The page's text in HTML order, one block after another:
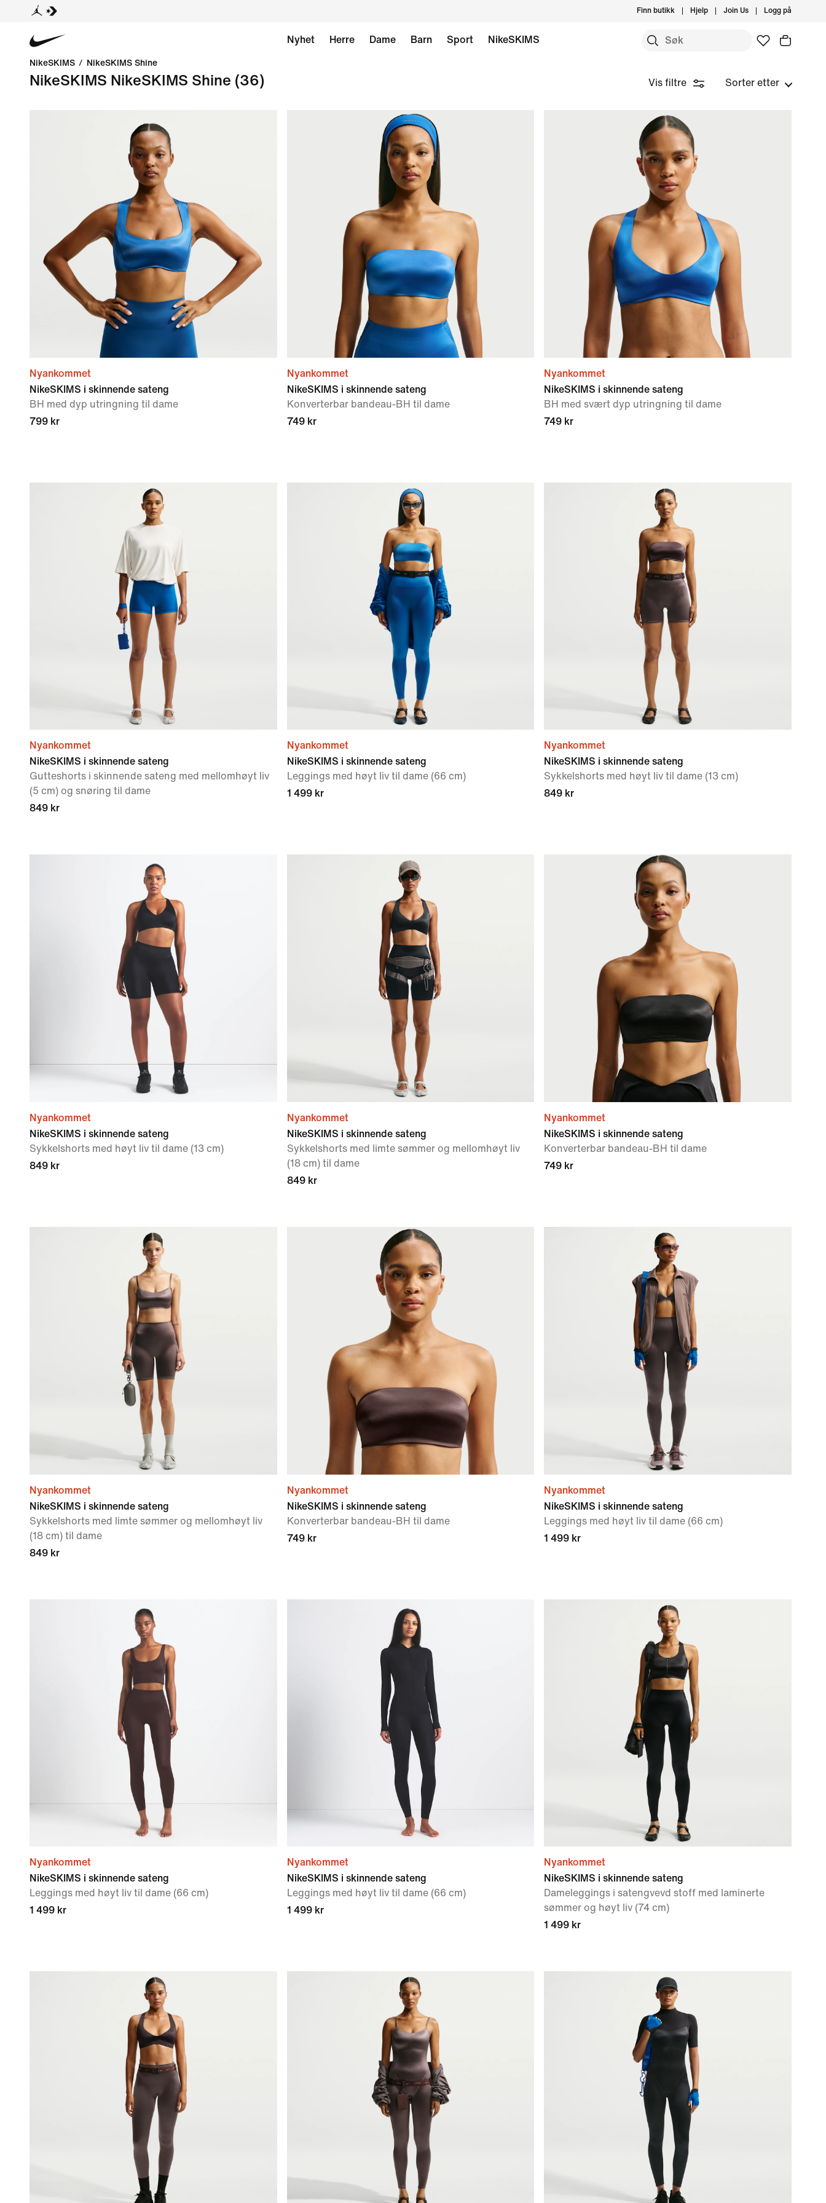
Finn butikk Hjelp Join Us Logg på
Nyhet Herre Dame Barn Sport NikeSKIMS
NikeSKIMS / NikeSKIMS Shine
NikeSKIMS NikeSKIMS Shine (36) Vis filtre Sorter etter
Nyankommet
NikeSKIMS i skinnende sateng
BH med dyp utringning til dame
799 kr
Nyankommet
NikeSKIMS i skinnende sateng
Konverterbar bandeau-BH til dame
749 kr
Nyankommet
NikeSKIMS i skinnende sateng
BH med svært dyp utringning til dame
749 kr
Nyankommet
NikeSKIMS i skinnende sateng
Gutteshorts i skinnende sateng med mellomhøyt liv
(5 cm) og snøring til dame
849 kr
Nyankommet
NikeSKIMS i skinnende sateng
Leggings med høyt liv til dame (66 cm)
1 499 kr
Nyankommet
NikeSKIMS i skinnende sateng
Sykkelshorts med høyt liv til dame (13 cm)
849 kr
Nyankommet
NikeSKIMS i skinnende sateng
Sykkelshorts med høyt liv til dame (13 cm)
849 kr
Nyankommet
NikeSKIMS i skinnende sateng
Sykkelshorts med limte sømmer og mellomhøyt liv
(18 cm) til dame
849 kr
Nyankommet
NikeSKIMS i skinnende sateng
Konverterbar bandeau-BH til dame
749 kr
Nyankommet
NikeSKIMS i skinnende sateng
Sykkelshorts med limte sømmer og mellomhøyt liv
(18 cm) til dame
849 kr
Nyankommet
NikeSKIMS i skinnende sateng
Konverterbar bandeau-BH til dame
749 kr
Nyankommet
NikeSKIMS i skinnende sateng
Leggings med høyt liv til dame (66 cm)
1 499 kr
Nyankommet
NikeSKIMS i skinnende sateng
Leggings med høyt liv til dame (66 cm)
1 499 kr
Nyankommet
NikeSKIMS i skinnende sateng
Leggings med høyt liv til dame (66 cm)
1 499 kr
Nyankommet
NikeSKIMS i skinnende sateng
Dameleggings i satengvevd stoff med laminerte
sømmer og høyt liv (74 cm)
1 499 kr